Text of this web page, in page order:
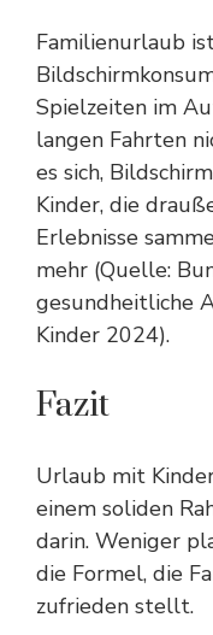
Familienurlaub
Spielzeiten im
langen Fahrten
es sich,
Kinder, die
Erlebnisse
mehr (Quelle:
gesundheitliche
Kinder 2024).
Fazit
Urlaub mit
einem soliden
darin. Weniger
die Formel, die
zufrieden stellt.